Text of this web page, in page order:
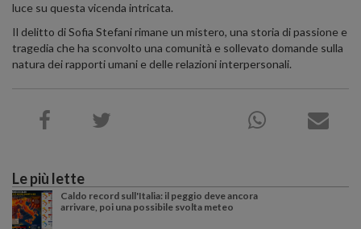
luce su questa vicenda intricata.
Il delitto di Sofia Stefani rimane un mistero, una storia di passione e
tragedia che ha sconvolto una comunità e sollevato domande sulla
natura dei rapporti umani e delle relazioni interpersonali.
Le più lette
Caldo record sull'Italia: il peggio deve ancora
arrivare, poi una possibile svolta meteo